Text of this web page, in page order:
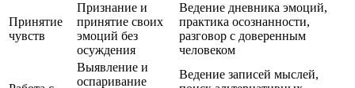
Принятие
чувств
Признание и
принятие своих
эмоций без
осуждения
Ведение дневника эмоций,
практика осознанности,
разговор с доверенным
человеком
Выявление и
оспаривание
Ведение записей мыслей,